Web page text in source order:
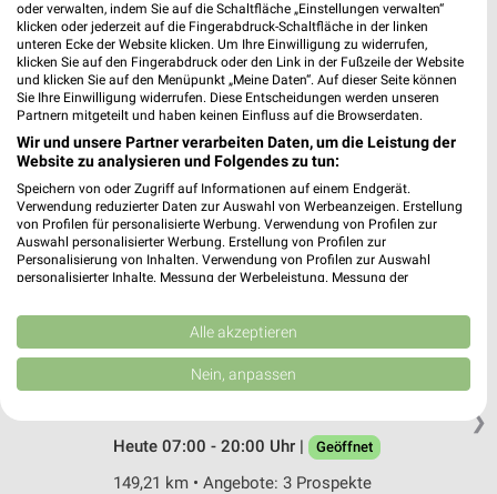
Mühlenstr. 2
04159 Leipzig-Stahmeln
Heute 07:00 - 21:00 Uhr |
Geöffnet
147,71 km • Angebote: 3 Prospekte
Netto Marken-Discount Leipzig
Max-Liebermann-Str. 61
04157 Leipzig
Heute 07:00 - 20:00 Uhr | Geöffnet
❯
Netto Marken-Discount Schkeuditz
Ringstr. 50
Heute 07:00 - 20:00 Uhr |
Geöffnet
149,21 km • Angebote: 3 Prospekte
oder verwalten, indem Sie auf die Schaltfläche „Einstellungen verwalten“
klicken oder jederzeit auf die Fingerabdruck-Schaltfläche in der linken
unteren Ecke der Website klicken. Um Ihre Einwilligung zu widerrufen,
klicken Sie auf den Fingerabdruck oder den Link in der Fußzeile der Website
und klicken Sie auf den Menüpunkt „Meine Daten“. Auf dieser Seite können
Sie Ihre Einwilligung widerrufen. Diese Entscheidungen werden unseren
Partnern mitgeteilt und haben keinen Einfluss auf die Browserdaten.
Wir und unsere Partner verarbeiten Daten, um die Leistung der
Website zu analysieren und Folgendes zu tun:
Speichern von oder Zugriff auf Informationen auf einem Endgerät.
Verwendung reduzierter Daten zur Auswahl von Werbeanzeigen. Erstellung
von Profilen für personalisierte Werbung. Verwendung von Profilen zur
Auswahl personalisierter Werbung. Erstellung von Profilen zur
Personalisierung von Inhalten. Verwendung von Profilen zur Auswahl
personalisierter Inhalte. Messung der Werbeleistung. Messung der
Kombinationen von Daten aus verschiedenen Quellen. Entwicklung und
Verbesserung der Angebote. Verwendung reduzierter Daten zur Auswahl
von Inhalten.
Daten können außerhalb der Europäischen Union weitergegeben und in die
USA gesendet werden.
Website/App.
Partnerliste anzeigen (1 IAB-Anbieter)
Wir nutzen Ihre Daten für folgende Zwecke:
Alle akzeptieren
Nein, anpassen